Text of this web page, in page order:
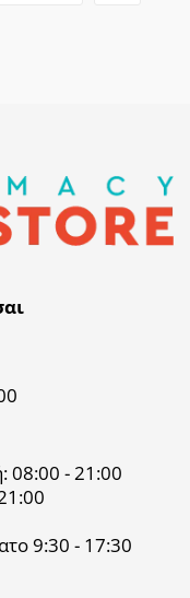
08:00 - 21:00
9:30 - 17:30